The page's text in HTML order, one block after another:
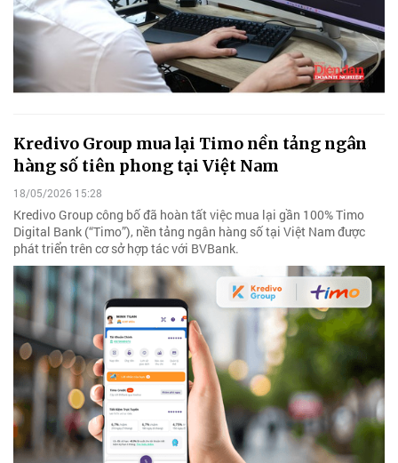
Kredivo Group mua lại Timo nền tảng ngân
hàng số tiên phong tại Việt Nam
18/05/2026 15:28
Kredivo Group công bố đã hoàn tất việc mua lại gần 100% Timo
Digital Bank (“Timo”), nền tảng ngân hàng số tại Việt Nam được
phát triển trên cơ sở hợp tác với BVBank.